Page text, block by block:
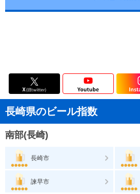
長崎県のビール指数
南部(長崎)
長崎市
諫早市